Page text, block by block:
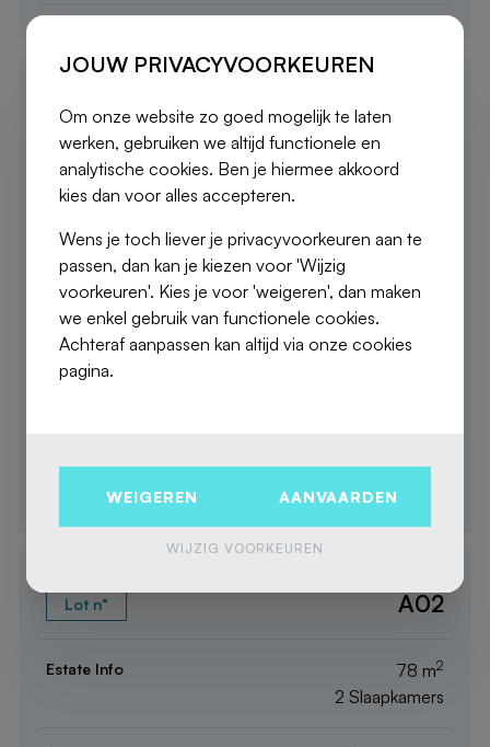
135 m
Appartement
Gelijkvloers
Te koop
A02
78 m2
2 Slaapkamers
JOUW PRIVACYVOORKEUREN
Om onze website zo goed mogelijk te laten
werken, gebruiken we altijd functionele en
analytische cookies. Ben je hiermee akkoord
kies dan voor alles accepteren.
Wens je toch liever je privacyvoorkeuren aan te
passen, dan kan je kiezen voor 'Wijzig
voorkeuren'. Kies je voor 'weigeren', dan maken
we enkel gebruik van functionele cookies.
Achteraf aanpassen kan altijd via onze cookies
pagina.
WEIGEREN AANVAARDEN
WIJZIG VOORKEUREN